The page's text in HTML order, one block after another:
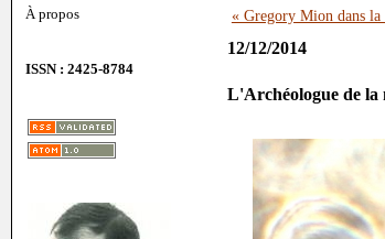
À propos
ISSN : 2425-8784
« Gregory Mion dans la
12/12/2014
L'Archéologue de la